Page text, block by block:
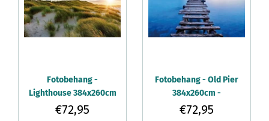
Fotobehang -
Lighthouse 384x260cm
- Vliesbehang
€72,95
Fotobehang - Old Pier
384x260cm -
Vliesbehang
€72,95